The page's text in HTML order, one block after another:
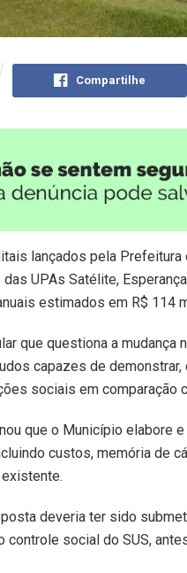
Compartilhe
lançados pela
UPAs Satélite,
estimados em R$ 114
que questiona a
capazes de
sociais em comparação
que o Município elabore
custos, memória de
deveria ter sido
controle social do SUS,